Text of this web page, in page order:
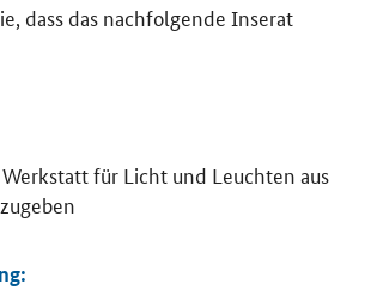
dass das nachfolgende Inserat
für Licht und Leuchten aus